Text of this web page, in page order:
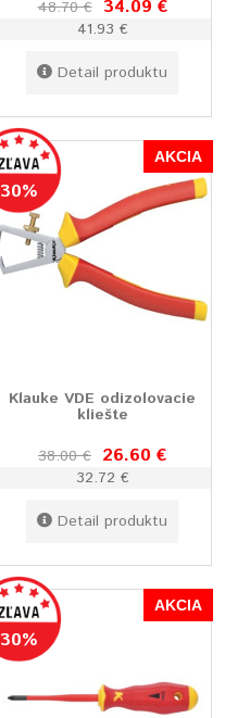
48.70 € 34.09 €
41.93 €
Detail produktu
30%
AKCIA
Klauke VDE odizolovacie
kliešte
38.00 € 26.60 €
32.72 €
Detail produktu
30%
AKCIA